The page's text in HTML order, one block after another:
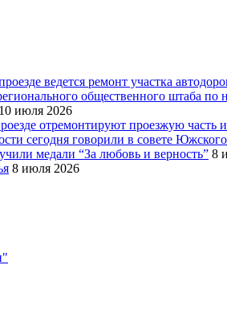
ведется ремонт участка
общественного штаба
10 июля 2026
отремонтируют проезжую часть
сегодня говорили в совете
медали “За любовь и верность” 8
8 июля 2026